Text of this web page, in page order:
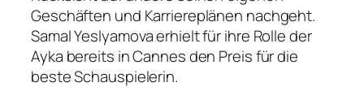
Geschäften und Karriereplänen nachgeht.
Samal Yeslyamova erhielt für ihre Rolle der
Ayka bereits in Cannes den Preis für die
beste Schauspielerin.